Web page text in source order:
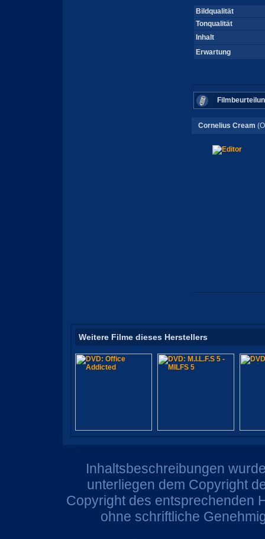
Bildqualität
Tonqualität
Inhalt
Erwartung
Cornelius Cream
Weitere Filme dieses Herstellers
Inhaltsbeschreibungen
unterliegen dem Copyright
Copyright des entsprechenden
ohne schriftliche